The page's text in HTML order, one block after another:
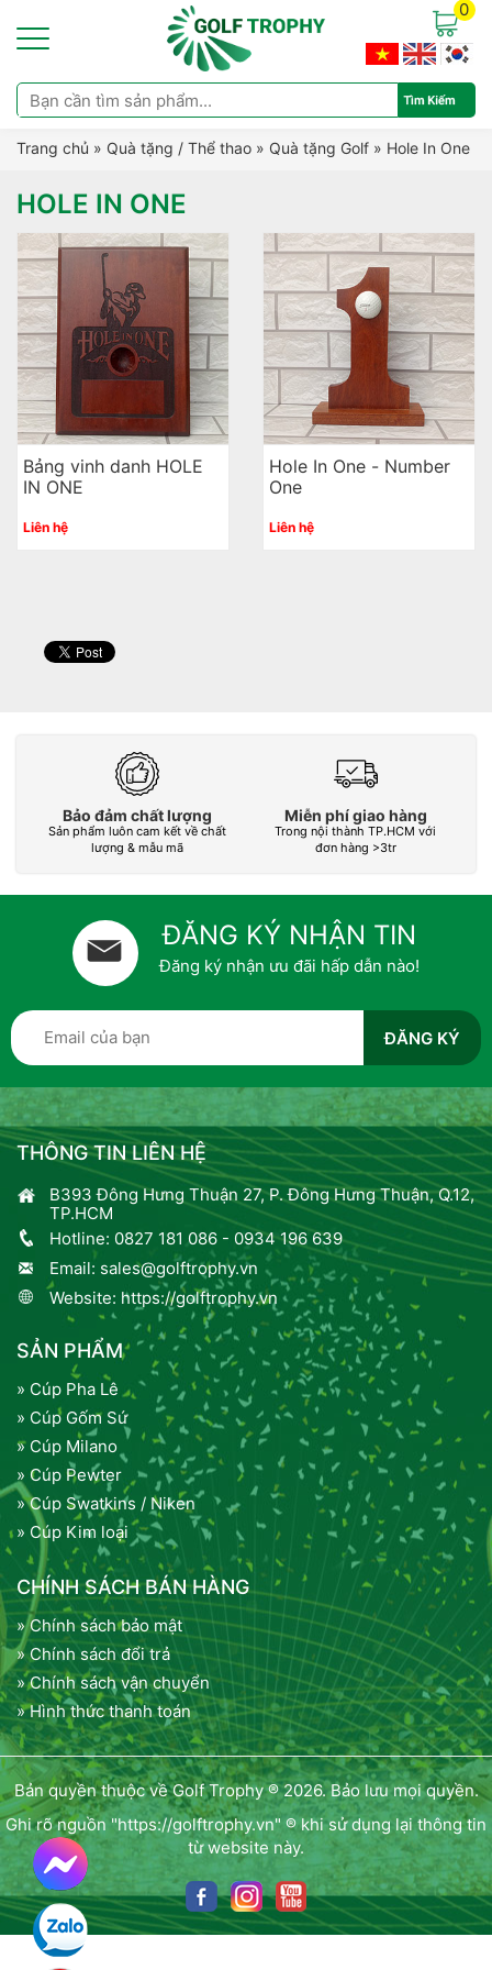
0
Trang chủ » Quà tặng / Thể thao » Quà tặng Golf » Hole In One
HOLE IN ONE
Bảng vinh danh HOLE
IN ONE
Liên hệ
Hole In One - Number
One
Liên hệ
Bảo đảm chất lượng
Sản phẩm luôn cam kết về chất
lượng & mẫu mã
Miễn phí giao hàng
Trong nội thành TP.HCM với
đơn hàng >3tr
ĐĂNG KÝ NHẬN TIN
Đăng ký nhận ưu đãi hấp dẫn nào!
THÔNG TIN LIÊN HỆ
B393 Đông Hưng Thuận 27, P. Đông Hưng Thuận, Q.12,
TP.HCM
Hotline: 0827 181 086 - 0934 196 639
Email: sales@golftrophy.vn
Website: https://golftrophy.vn
SẢN PHẨM
» Cúp Pha Lê
» Cúp Gốm Sứ
» Cúp Milano
» Cúp Pewter
» Cúp Swatkins / Niken
» Cúp Kim loại
CHÍNH SÁCH BÁN HÀNG
» Chính sách bảo mật
» Chính sách đổi trả
» Chính sách vận chuyển
» Hình thức thanh toán
Bản quyền thuộc về Golf Trophy ® 2026. Bảo lưu mọi quyền.
Ghi rõ nguồn "https://golftrophy.vn" ® khi sử dụng lại thông tin
từ website này.